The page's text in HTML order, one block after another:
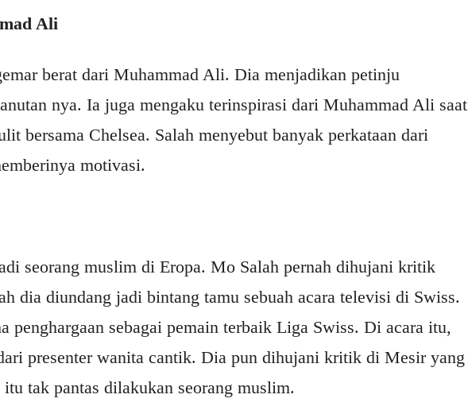
Ali
berat dari Muhammad Ali. Dia menjadikan petinju
nya. Ia juga mengaku terinspirasi dari Muhammad Ali saat
bersama Chelsea. Salah menyebut banyak perkataan dari
motivasi.
seorang muslim di Eropa. Mo Salah pernah dihujani kritik
dia diundang jadi bintang tamu sebuah acara televisi di Swiss.
penghargaan sebagai pemain terbaik Liga Swiss. Di acara itu,
presenter wanita cantik. Dia pun dihujani kritik di Mesir yang
tak pantas dilakukan seorang muslim.